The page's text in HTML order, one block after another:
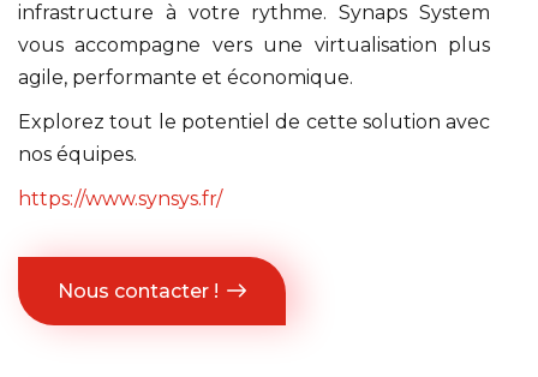
infrastructure à votre rythme. Synaps System
vous accompagne vers une virtualisation plus
agile, performante et économique.
Explorez tout le potentiel de cette solution avec
nos équipes.
https://www.synsys.fr/
Nous contacter !